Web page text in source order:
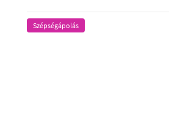
Szépségápolás